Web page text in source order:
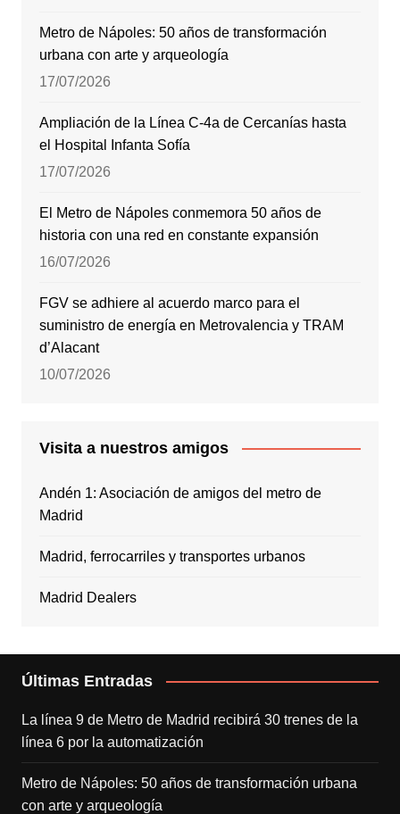
Metro de Nápoles: 50 años de transformación
urbana con arte y arqueología
17/07/2026
Ampliación de la Línea C-4a de Cercanías hasta
el Hospital Infanta Sofía
17/07/2026
El Metro de Nápoles conmemora 50 años de
historia con una red en constante expansión
16/07/2026
FGV se adhiere al acuerdo marco para el
suministro de energía en Metrovalencia y TRAM
d’Alacant
10/07/2026
Visita a nuestros amigos
Andén 1: Asociación de amigos del metro de
Madrid
Madrid, ferrocarriles y transportes urbanos
Madrid Dealers
Últimas Entradas
La línea 9 de Metro de Madrid recibirá 30 trenes de la
línea 6 por la automatización
Metro de Nápoles: 50 años de transformación urbana
con arte y arqueología